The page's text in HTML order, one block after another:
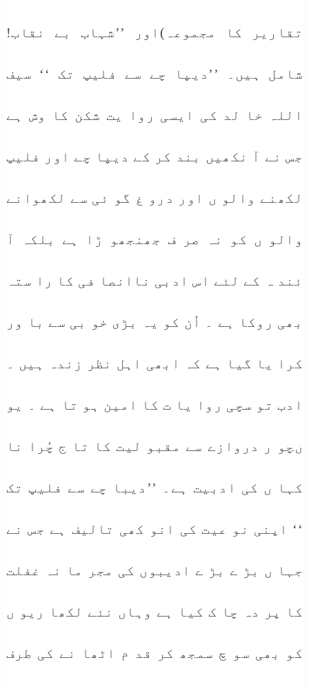
تقاریر کا مجموعہ)اور ’’شہاب بے نقاب!
شامل ہیں۔ ’’دیپا چے سے فلیپ تک ‘‘ سیف
اللہ خا لد کی ایسی روا یت شکن کا وش ہے
جس نے آ نکھیں بند کر کے دیپا چے اور فلیپ
لکھنے والو ں اور درو غ گو ئی سے لکھوانے
والو ں کو نہ صر ف جھنجھو ڑا ہے بلکہ آ
ئند ہ کے لئے اس ادبی ناانصا فی کا را ستہ
بھی روکا ہے ۔ اُن کو یہ بڑی خو بی سے با ور
کرا یا گیا ہے کہ ابھی اہل نظر زندہ ہیں ۔
ادب تو سچی روا یا ت کا امین ہو تا ہے ۔ یو
ںچو ر دروازے سے مقبو لیت کا تا ج چُرا نا
کہا ں کی ادبیت ہے۔ ’’دیبا چے سے فلیپ تک
‘‘ اپنی نو عیت کی انو کھی تالیف ہے جس نے
جہا ں بڑ ے بڑ ے ادیبوں کی مجر ما نہ غفلت
کا پر دہ چا ک کیا ہے وہاں نئے لکھا ریو ں
کو بھی سو چ سمجھ کر قد م اٹھا نے کی طرف